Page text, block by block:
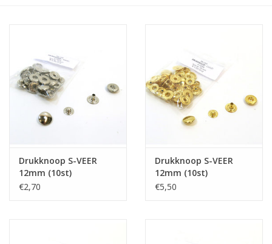
Drukknoop S-VEER
12mm (10st)
€2,70
Drukknoop S-VEER
12mm (10st)
€5,50